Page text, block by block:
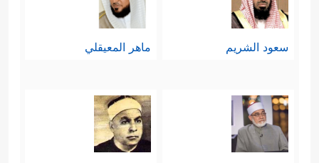
سعود الشريم ماهر المعيقلي